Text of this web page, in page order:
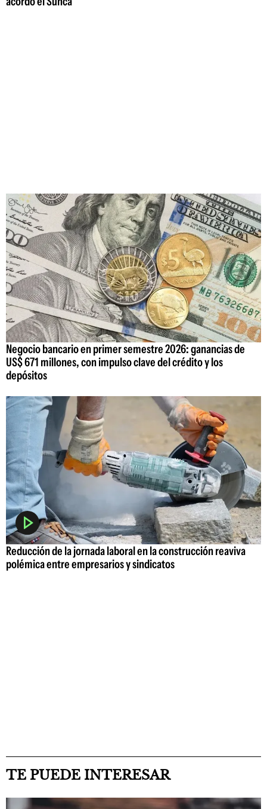
Negocio bancario en primer semestre 2026: ganancias de
US$ 671 millones, con impulso clave del crédito y los
depósitos
Reducción de la jornada laboral en la construcción reaviva
polémica entre empresarios y sindicatos
TE PUEDE INTERESAR